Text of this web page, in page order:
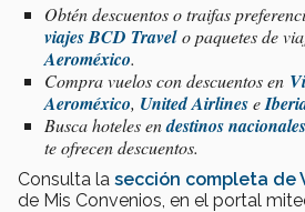
Obtén descuentos o traifas
viajes BCD Travelo paquetes de
Aeroméxico.
Compra vuelos con descuentos en
Aeroméxico, United Airlinese
Busca hoteles endestinos nacionales
te ofrecen descuentos.
Consulta la sección completa de
de Mis Convenios, en el portal